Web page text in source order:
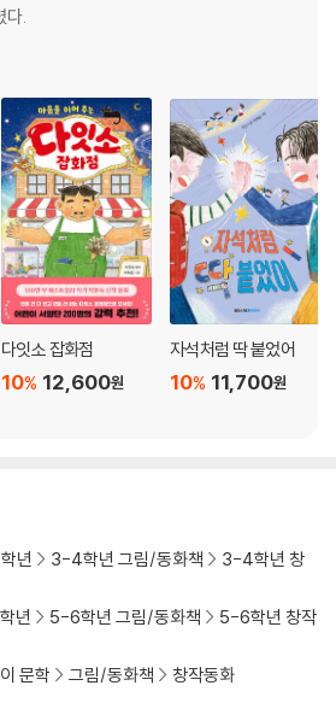
다.
다잇소 잡화점
12,600원
10%
자석처럼 딱 붙었어
11,700원
10%
년 3-4학년 그림/동화책
3-4학년 창
년 5-6학년 그림/동화책
5-6학년 창작
문학 그림/동화책 창작동화